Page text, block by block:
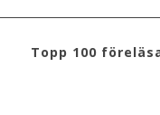
Topp 100